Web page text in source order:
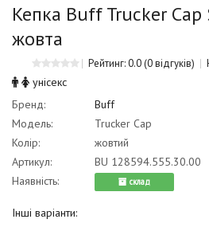
Кепка Buff Trucker
жовта
Рейтинг: 0.0(0 відгуків)
унісекс
Бренд:
Buff
Модель:
Trucker Cap
Колір:
жовтий
Артикул:
BU 128594.555.30.00
Наявність:
cклад
Інші варіанти: